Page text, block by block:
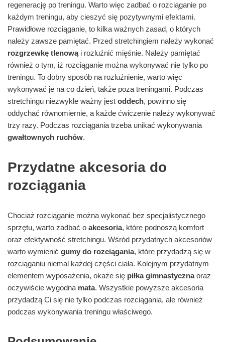
regenerację po treningu. Warto więc zadbać o rozciąganie po
każdym treningu, aby cieszyć się pozytywnymi efektami.
Prawidłowe rozciąganie, to kilka ważnych zasad, o których
należy zawsze pamiętać. Przed stretchingiem należy wykonać
rozgrzewkę tlenowąi rozluźnić mięśnie. Należy pamiętać
również o tym, iż rozciąganie można wykonywać nie tylko po
treningu. To dobry sposób na rozluźnienie, warto więc
wykonywać je na co dzień, także poza treningami. Podczas
stretchingu niezwykle ważny jest oddech, powinno się
oddychać równomiernie, a każde ćwiczenie należy wykonywać
trzy razy. Podczas rozciągania trzeba unikać wykonywania
gwałtownych ruchów.
Przydatne akcesoria do
rozciągania
Chociaż rozciąganie można wykonać bez specjalistycznego
sprzętu, warto zadbać o akcesoria, które podnoszą komfort
oraz efektywność stretchingu. Wśród przydatnych akcesoriów
warto wymienić gumy do rozciągania, które przydadzą się w
rozciąganiu niemal każdej części ciała. Kolejnym przydatnym
elementem wyposażenia, okaże się piłka gimnastycznaoraz
oczywiście wygodna mata. Wszystkie powyższe akcesoria
przydadzą Ci się nie tylko podczas rozciągania, ale również
podczas wykonywania treningu właściwego.